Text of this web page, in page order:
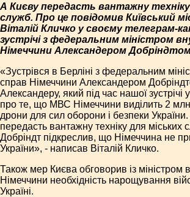
А Києву передасть вантажну техніку
служб. Про це повідомив Київський
Віталій Кличко у своєму телеграм-
зустрічі з федеральним міністром
Німеччини Александером
«Зустрівся в Берліні з федеральним
справ Німеччини Александером
Александеру, який під час нашої зустрічі
про те, що МВС Німеччини виділить 2 млн
дрони для сил оборони і безпеки
передасть вантажну техніку для міських
Добріндт підкреслив, що Німеччина не
України», - написав Віталій Кличко.
Також мер Києва обговорив із міністром
Німеччини необхідність нарощування
Україні.